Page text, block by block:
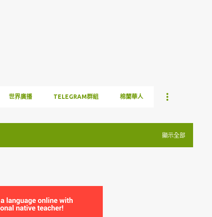
世界廣播 TELEGRAM群組 棉蘭華人
顯示全部